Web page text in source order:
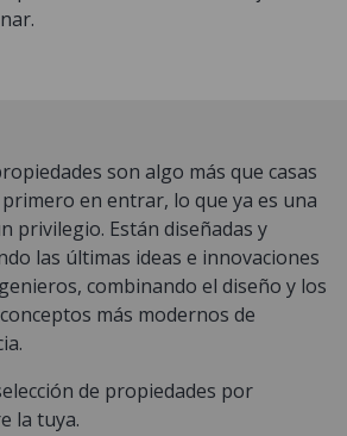
son algo más que casas
en entrar, lo que ya es una
privilegio. Están diseñadas y
las últimas ideas e innovaciones
combinando el diseño y los
más modernos de
de propiedades por
la tuya.